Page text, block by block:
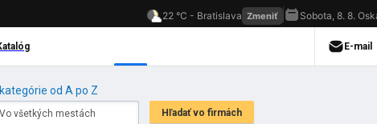
kategórie od A po Z